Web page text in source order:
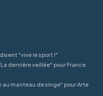
"vive le sport !"
dernière veillée" pour France
au manteau de singe" pour Arte